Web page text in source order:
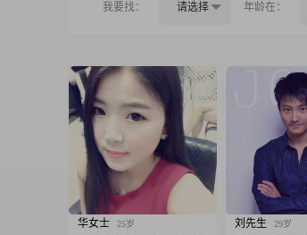
我要找： 请选择 年龄在：
华女士 25岁 刘先生 29岁